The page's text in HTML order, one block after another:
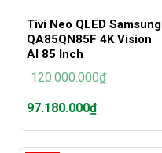
Tivi Neo QLED Samsung
QA85QN85F 4K Vision
AI 85 Inch
120.000.000₫
gốc
là:
97.180.000₫
Giá
hiện